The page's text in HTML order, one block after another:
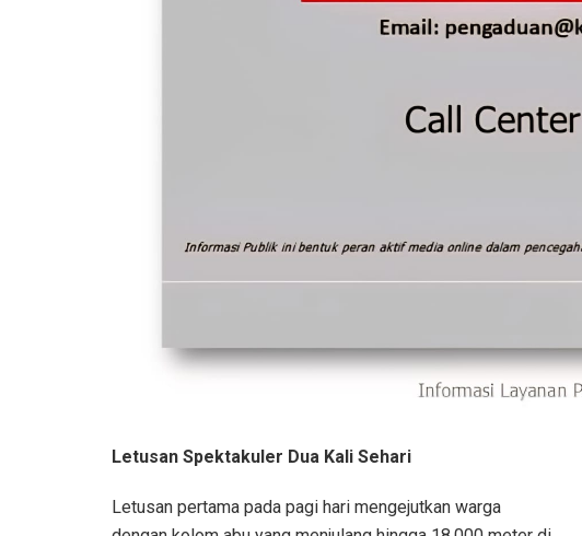
Letusan Spektakuler Dua Kali Sehari
Letusan pertama pada pagi hari mengejutkan warga